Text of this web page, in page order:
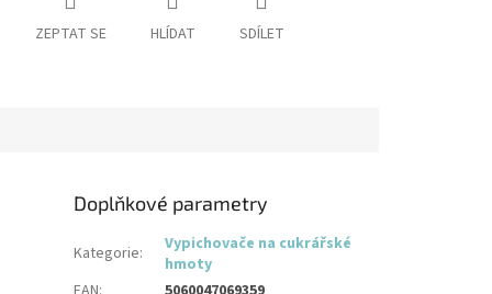
ZEPTAT SE HLÍDAT SDÍLET
Doplňkové parametry
Kategorie:
Vypichovače na cukrářské
hmoty